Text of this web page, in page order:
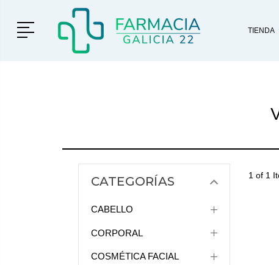
Menú TIENDA
CATEGORÍAS
CABELLO
CORPORAL
COSMÉTICA FACIAL
1 of 1